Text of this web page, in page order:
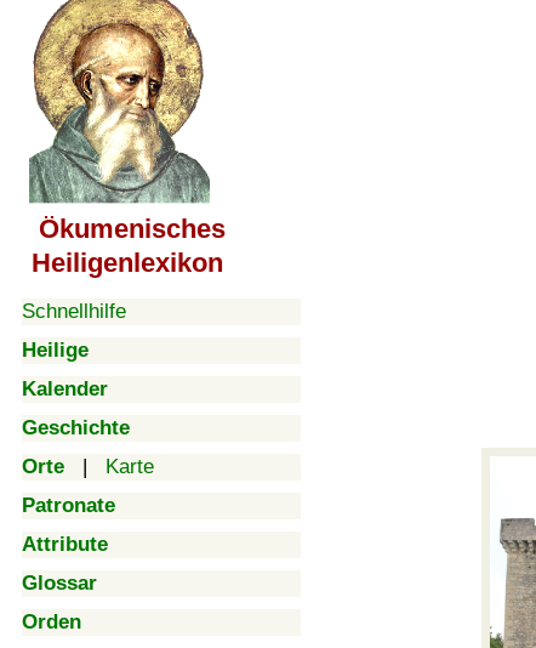
Ökumenisches
Heiligenlexikon
Schnellhilfe
Heilige
Kalender
Geschichte
Orte | Karte
Patronate
Attribute
Glossar
Orden